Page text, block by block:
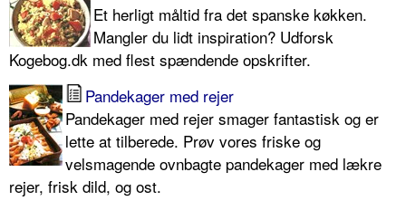
Et herligt måltid fra det spanske køkken.
Mangler du lidt inspiration? Udforsk
Kogebog.dk med flest spændende opskrifter.
Pandekager med rejer
Pandekager med rejer smager fantastisk og er
lette at tilberede. Prøv vores friske og
velsmagende ovnbagte pandekager med lækre
rejer, frisk dild, og ost.